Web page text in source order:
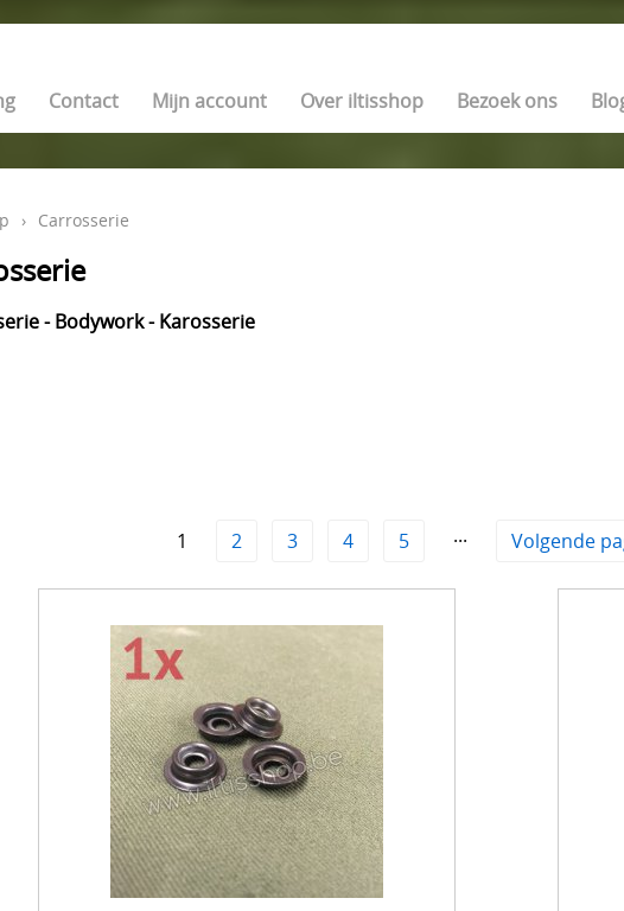
Contact Mijn account Over iltisshop Bezoek ons
› Carrosserie
- Bodywork - Karosserie
1 2 3 4 5 ··· Volgende